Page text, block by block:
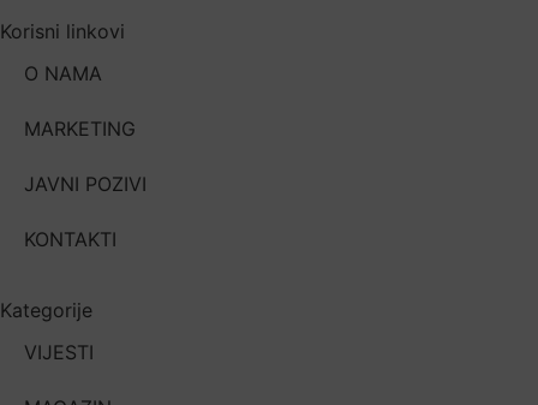
Korisni linkovi
O NAMA
MARKETING
JAVNI POZIVI
KONTAKTI
Kategorije
VIJESTI